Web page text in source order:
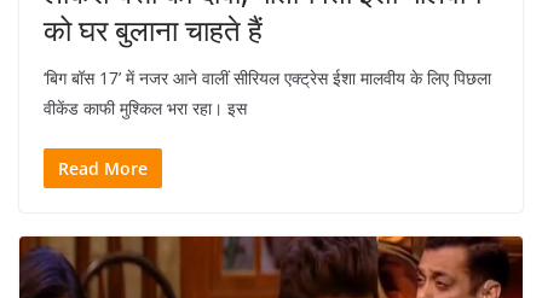
को घर बुलाना चाहते हैं
‘बिग बॉस 17’ में नजर आने वालीं सीरियल एक्ट्रेस ईशा मालवीय के लिए पिछला
वीकेंड काफी मुश्किल भरा रहा। इस
Read More